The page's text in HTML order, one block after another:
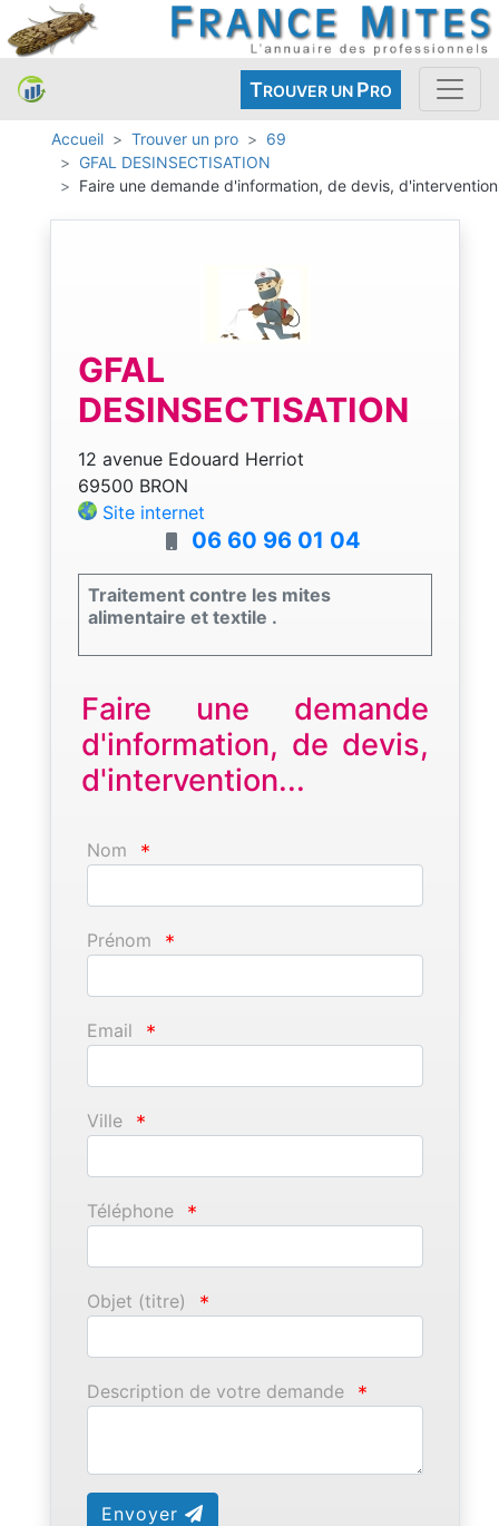
TROUVER UN PRO
Accueil Trouver un pro
69
GFAL DESINSECTISATION
Faire une demande d'information, de devis, d'intervention
GFAL
DESINSECTISATION
12 avenue Edouard Herriot
69500 BRON
Site internet
06 60 96 01 04
Traitement contre les mites
alimentaire et textile .
Faire une demande
d'information, de devis,
d'intervention...
Nom *
Prénom *
Email *
Ville *
Téléphone *
Objet (titre) *
Description de votre demande *
Envoyer